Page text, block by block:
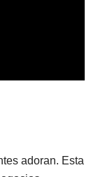
adoran. Esta